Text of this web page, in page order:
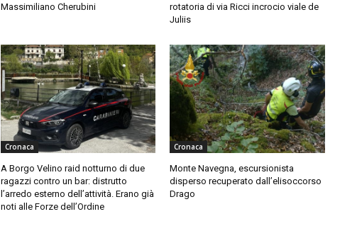
Massimiliano Cherubini
rotatoria di via Ricci incrocio viale de
Juliis
Cronaca
A Borgo Velino raid notturno di due
ragazzi contro un bar: distrutto
l’arredo esterno dell’attività. Erano già
noti alle Forze dell’Ordine
Cronaca
Monte Navegna, escursionista
disperso recuperato dall’elisoccorso
Drago